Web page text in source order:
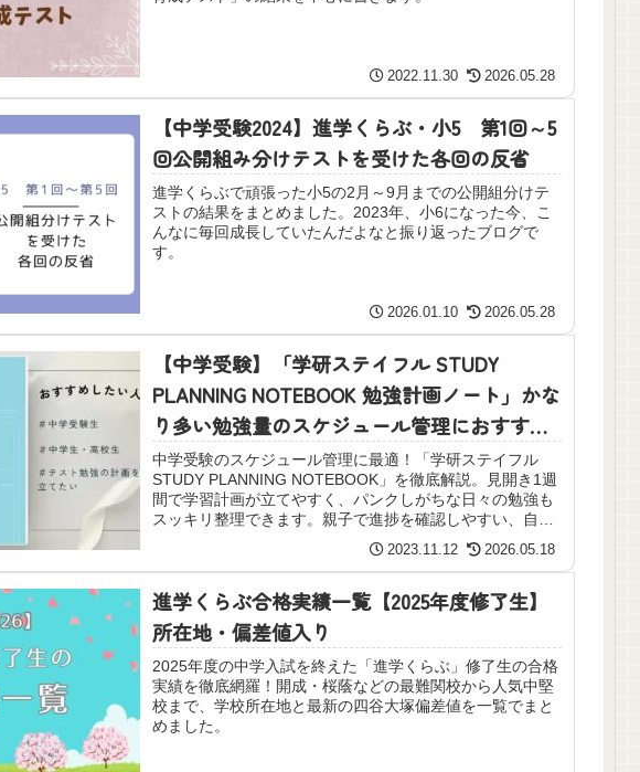
2022.11.30 2026.05.28
【中学受験2024】進学くらぶ・小5 第1回～5
回公開組み分けテストを受けた各回の反省
進学くらぶで頑張った小5の2月～9月までの公開組分けテ
ストの結果をまとめました。2023年、小6になった今、こ
んなに毎回成長していたんだよなと振り返ったブログで
す。
2026.01.10 2026.05.28
【中学受験】「学研ステイフル STUDY
PLANNING NOTEBOOK 勉強計画ノート」かな
り多い勉強量のスケジュール管理におすす
め！
中学受験のスケジュール管理に最適！「学研ステイフル
STUDY PLANNING NOTEBOOK」を徹底解説。見開き1週
間で学習計画が立てやすく、パンクしがちな日々の勉強も
スッキリ整理できます。親子で進捗を確認しやすい、自信
を持っておすすめする一冊です。
2023.11.12 2026.05.18
進学くらぶ合格実績一覧【2025年度修了生】
所在地・偏差値入り
2025年度の中学入試を終えた「進学くらぶ」修了生の合格
実績を徹底網羅！開成・桜蔭などの最難関校から人気中堅
校まで、学校所在地と最新の四谷大塚偏差値を一覧でまと
めました。